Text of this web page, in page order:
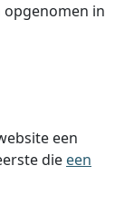
opgenomen in
een
die een